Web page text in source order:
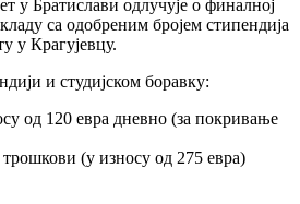
у Братислави одлучује о финалној
са одобреним бројем стипендија
у Крагујевцу.
и студијском боравку:
од 120 евра дневно (за покривање
(у износу од 275 евра)